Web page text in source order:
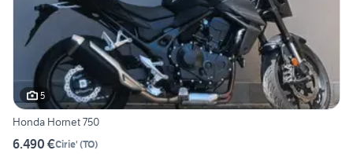
5
Honda Hornet 750
6.490 €Cirie' (TO)